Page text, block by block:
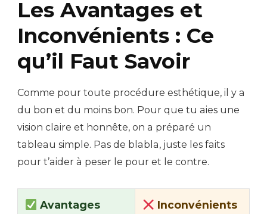
Les Avantages et
Inconvénients : Ce
qu’il Faut Savoir
Comme pour toute procédure esthétique, il y a
du bon et du moins bon. Pour que tu aies une
vision claire et honnête, on a préparé un
tableau simple. Pas de blabla, juste les faits
pour t’aider à peser le pour et le contre.
Avantages Inconvénients